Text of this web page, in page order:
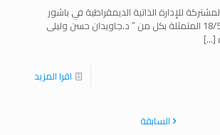
للإدارة الذاتية الديمقراطية في باشور
كردستان 18/5/2017 المتمثلة بكل من ” د.جاويدان حسن وليلى
[…]
اقرا المزيد
السابقة